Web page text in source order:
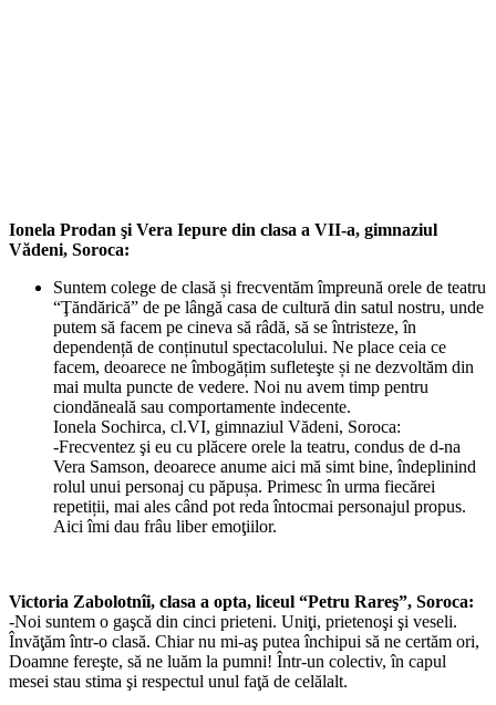
Ionela Prodan şi Vera Iepure din clasa a VII-a, gimnaziul
Vădeni, Soroca:
Suntem colege de clasă și frecventăm împreună orele de teatru
“Ţăndărică” de pe lângă casa de cultură din satul nostru, unde
putem să facem pe cineva să râdă, să se întristeze, în
dependență de conținutul spectacolului. Ne place ceia ce
facem, deoarece ne îmbogățim sufleteşte și ne dezvoltăm din
mai multa puncte de vedere. Noi nu avem timp pentru
ciondăneală sau comportamente indecente.
Ionela Sochirca, cl.VI, gimnaziul Vădeni, Soroca:
-Frecventez şi eu cu plăcere orele la teatru, condus de d-na
Vera Samson, deoarece anume aici mă simt bine, îndeplinind
rolul unui personaj cu păpușa. Primesc în urma fiecărei
repetiții, mai ales când pot reda întocmai personajul propus.
Aici îmi dau frâu liber emoţiilor.
Victoria Zabolotnîi, clasa a opta, liceul “Petru Rareş”, Soroca:
-Noi suntem o gaşcă din cinci prieteni. Uniţi, prietenoşi şi veseli.
Învăţăm într-o clasă. Chiar nu mi-aş putea închipui să ne certăm ori,
Doamne fereşte, să ne luăm la pumni! Într-un colectiv, în capul
mesei stau stima şi respectul unul faţă de celălalt.